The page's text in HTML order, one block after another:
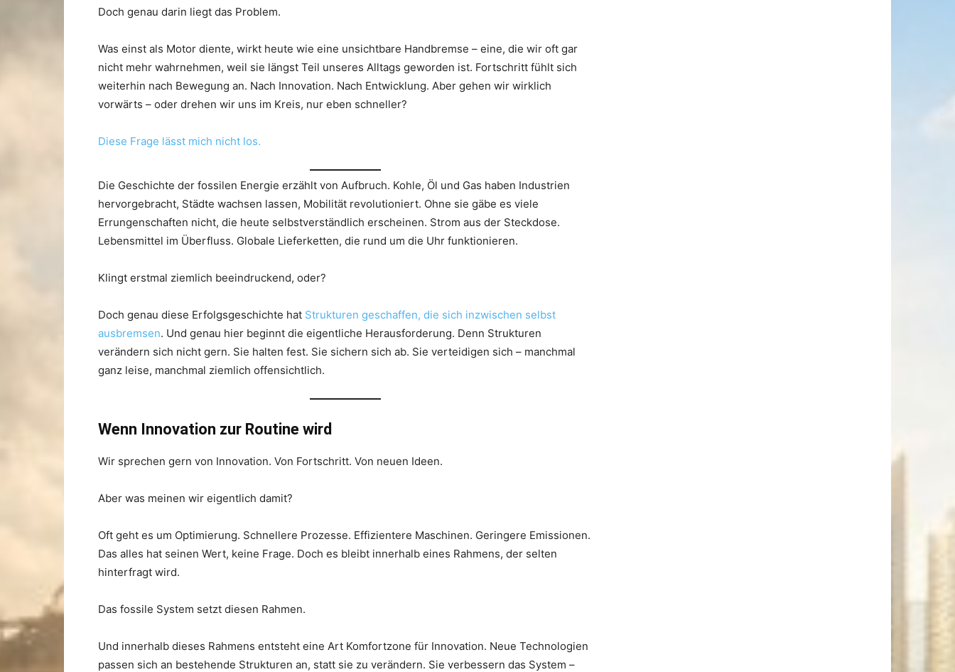
Doch genau darin liegt das Problem.
Was einst als Motor diente, wirkt heute wie eine unsichtbare Handbremse – eine, die wir oft gar
nicht mehr wahrnehmen, weil sie längst Teil unseres Alltags geworden ist. Fortschritt fühlt sich
weiterhin nach Bewegung an. Nach Innovation. Nach Entwicklung. Aber gehen wir wirklich
vorwärts – oder drehen wir uns im Kreis, nur eben schneller?
Diese Frage lässt mich nicht los.
Die Geschichte der fossilen Energie erzählt von Aufbruch. Kohle, Öl und Gas haben Industrien
hervorgebracht, Städte wachsen lassen, Mobilität revolutioniert. Ohne sie gäbe es viele
Errungenschaften nicht, die heute selbstverständlich erscheinen. Strom aus der Steckdose.
Lebensmittel im Überfluss. Globale Lieferketten, die rund um die Uhr funktionieren.
Klingt erstmal ziemlich beeindruckend, oder?
Doch genau diese Erfolgsgeschichte hat Strukturen geschaffen, die sich inzwischen selbst
ausbremsen. Und genau hier beginnt die eigentliche Herausforderung. Denn Strukturen
verändern sich nicht gern. Sie halten fest. Sie sichern sich ab. Sie verteidigen sich – manchmal
ganz leise, manchmal ziemlich offensichtlich.
Wenn Innovation zur Routine wird
Wir sprechen gern von Innovation. Von Fortschritt. Von neuen Ideen.
Aber was meinen wir eigentlich damit?
Oft geht es um Optimierung. Schnellere Prozesse. Effizientere Maschinen. Geringere Emissionen.
Das alles hat seinen Wert, keine Frage. Doch es bleibt innerhalb eines Rahmens, der selten
hinterfragt wird.
Das fossile System setzt diesen Rahmen.
Und innerhalb dieses Rahmens entsteht eine Art Komfortzone für Innovation. Neue Technologien
passen sich an bestehende Strukturen an, statt sie zu verändern. Sie verbessern das System –